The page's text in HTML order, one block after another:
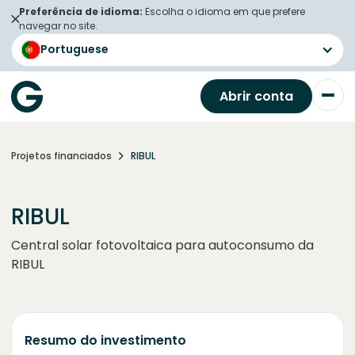
Preferência de idioma: Escolha o idioma em que prefere
navegar no site.
Portuguese
Abrir conta
Projetos financiados RIBUL
RIBUL
Central solar fotovoltaica para autoconsumo da
RIBUL
Resumo do investimento